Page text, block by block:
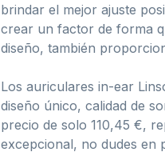
brindar el mejor ajuste
crear un factor de forma
diseño, también
Los auriculares in-ear
diseño único, calidad de
precio de solo 110,45 €,
excepcional, no dudes en